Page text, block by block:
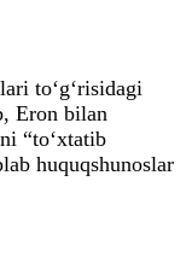
to‘g‘risidagi
Eron bilan
“to‘xtatib
huquqshunoslar